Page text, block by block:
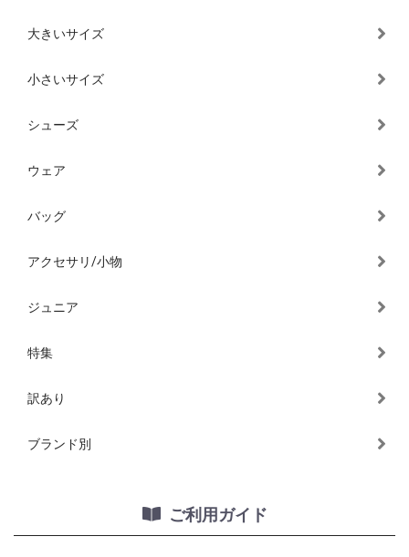
大きいサイズ
小さいサイズ
シューズ
ウェア
バッグ
アクセサリ/小物
ジュニア
特集
訳あり
ブランド別
ご利用ガイド